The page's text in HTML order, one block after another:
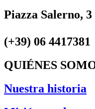
Piazza Salerno,
(+39) 06 4417381
QUIÉNES
Nuestra historia